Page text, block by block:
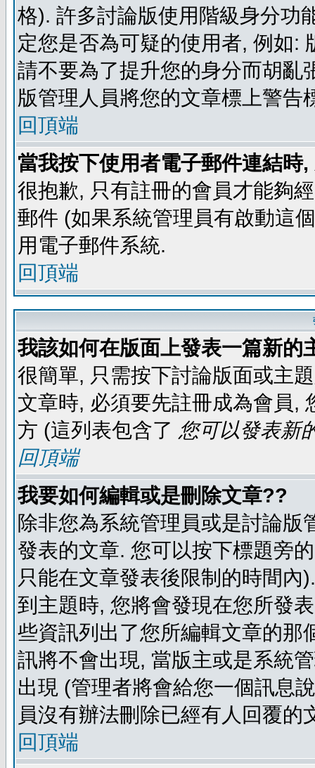
格). 許多討論版使用階級身分功
定您是否為可疑的使用者, 例如:
請不要為了提升您的身分而胡亂
版管理人員將您的文章標上警告
回頂端
當我按下使用者電子郵件連結時
很抱歉, 只有註冊的會員才能夠
郵件 (如果系統管理員有啟動這
用電子郵件系統.
回頂端
我該如何在版面上發表一篇新的
很簡單, 只需按下討論版面或主
文章時, 必須要先註冊成為會員,
方 (這列表包含了 您可以發表新
回頂端
我要如何編輯或是刪除文章??
除非您為系統管理員或是討論
發表的文章. 您可以按下標題旁
只能在文章發表後限制的時間
到主題時, 您將會發現在您所發
些資訊列出了您所編輯文章的那
訊將不會出現, 當版主或是系統
出現 (管理者將會給您一個訊息
員沒有辦法刪除已經有人回覆的
回頂端